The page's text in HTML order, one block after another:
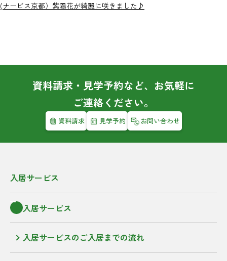
(ナービス京都）紫陽花が綺麗に咲きました♪
資料請求・見学予約など、お気軽に
ご連絡ください。
資料請求 見学予約 お問い合わせ
入居サービス
入居サービス
入居サービスのご入居までの流れ